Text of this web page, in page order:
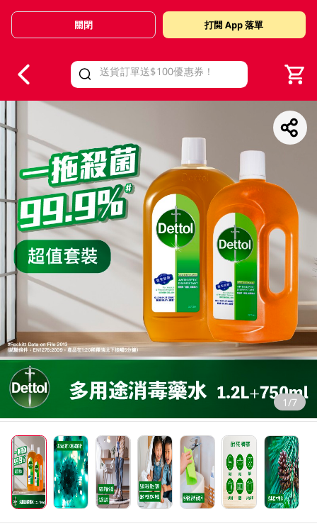
Valid Until 30 June 2026
關閉 打開 App 落單
1/7